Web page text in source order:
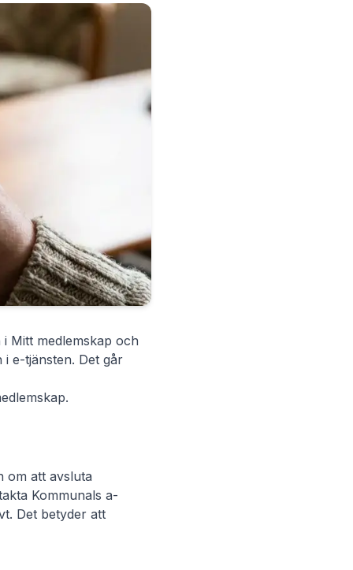
Mitt medlemskap och
e-tjänsten. Det går
om att avsluta
Kommunals a-
Det betyder att